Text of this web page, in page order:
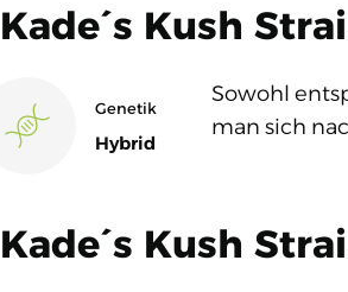
Kush
Genetik
Hybrid
Sowohl
man sich
Kush